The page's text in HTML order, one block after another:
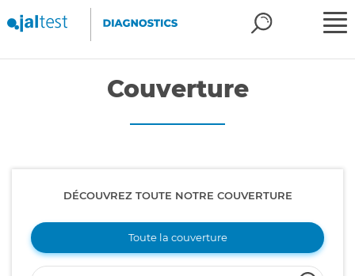
Couverture
DÉCOUVREZ TOUTE NOTRE COUVERTURE
Toute la couverture